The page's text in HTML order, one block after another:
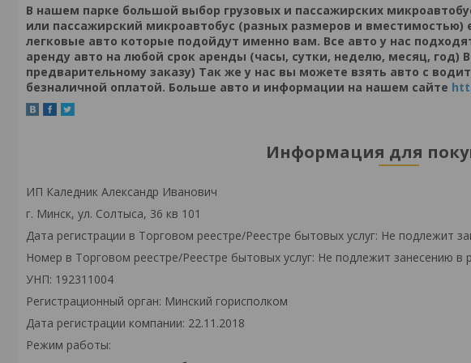
В нашем парке большой выбор грузовых и пассажирских
или пассажирский микроавтобус (разных размеров и вместимостью)
легковые авто которые подойдут именно вам. Все авто у нас
аренду авто на любой срок аренды (часы, сутки, неделю, месяц, год)
предварительному заказу) Так же у нас вы можете взять авто с
безналичной оплатой. Больше авто и информации на нашем сайте
Информация для
ИП Каледник Александр Иванович
г. Минск, ул. Солтыса, 36 кв 101
Дата регистрации в Торговом реестре/Реестре бытовых услуг: Не подлежит
Номер в Торговом реестре/Реестре бытовых услуг: Не подлежит занесению в
УНП: 192311004
Регистрационный орган: Минский горисполком
Дата регистрации компании: 22.11.2018
Режим работы: